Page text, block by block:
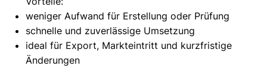
weniger Aufwand für Erstellung oder Prüfung
schnelle und zuverlässige Umsetzung
ideal für Export, Markteintritt und kurzfristige
Änderungen